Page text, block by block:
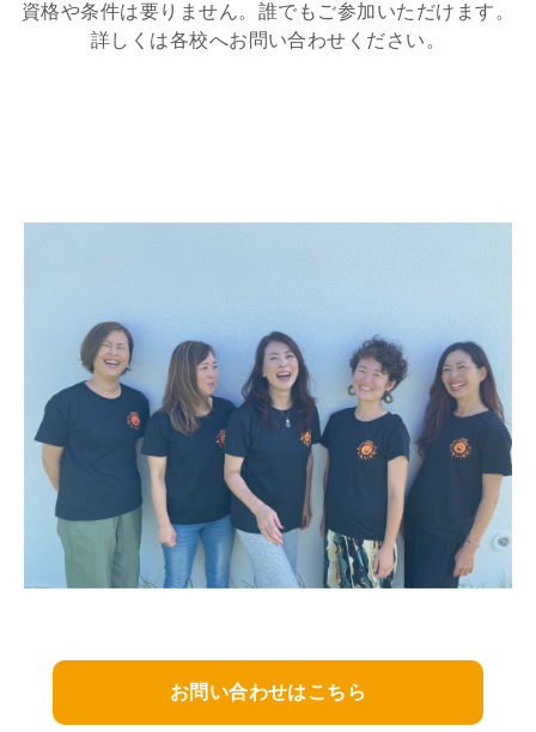
資格や条件は要りません。誰でもご参加いただけます。
詳しくは各校へお問い合わせください。
お問い合わせはこちら